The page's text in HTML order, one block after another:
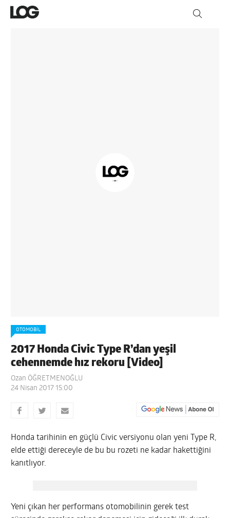
OTOMOBIL
2017 Honda Civic Type R’dan yeşil
cehennemde hız rekoru [Video]
Ozan ÖĞRETMENOĞLU
24 Nisan 2017 15:00
Honda tarihinin en güçlü Civic versiyonu olan yeni Type R,
elde ettiği dereceyle de bu bu rozeti ne kadar hakettiğini
kanıtlıyor.
Yeni çıkan her performans otomobilinin gerek test